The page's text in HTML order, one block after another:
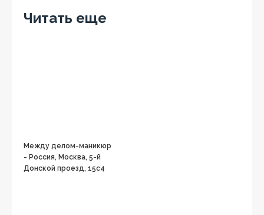
Читать еще
Между делом-маникюр
- Россия, Москва, 5-й
Донской проезд, 15с4